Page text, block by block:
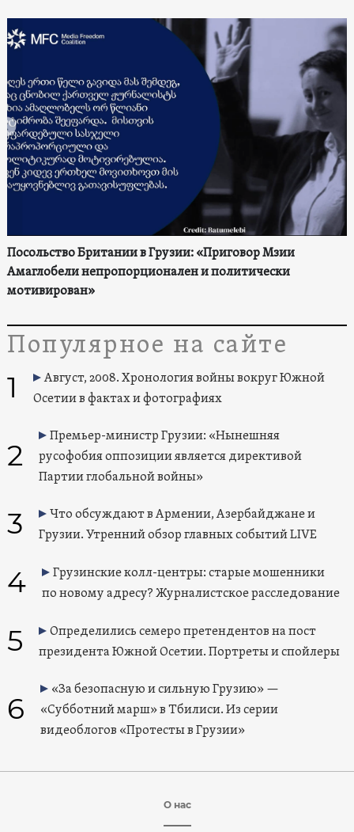
Посольство Британии в Грузии: «Приговор Мзии
Амаглобели непропорционален и политически
мотивирован»
Популярное на сайте
1
Август, 2008. Хронология войны вокруг Южной
Осетии в фактах и фотографиях
2
Премьер-министр Грузии: «Нынешняя
русофобия оппозиции является директивой
Партии глобальной войны»
3
Что обсуждают в Армении, Азербайджане и
Грузии. Утренний обзор главных событий LIVE
4
Грузинские колл-центры: старые мошенники
по новому адресу? Журналистское расследование
5
Определились семеро претендентов на пост
президента Южной Осетии. Портреты и спойлеры
6
«За безопасную и сильную Грузию» —
«Субботний марш» в Тбилиси. Из серии
видеоблогов «Протесты в Грузии»
О нас